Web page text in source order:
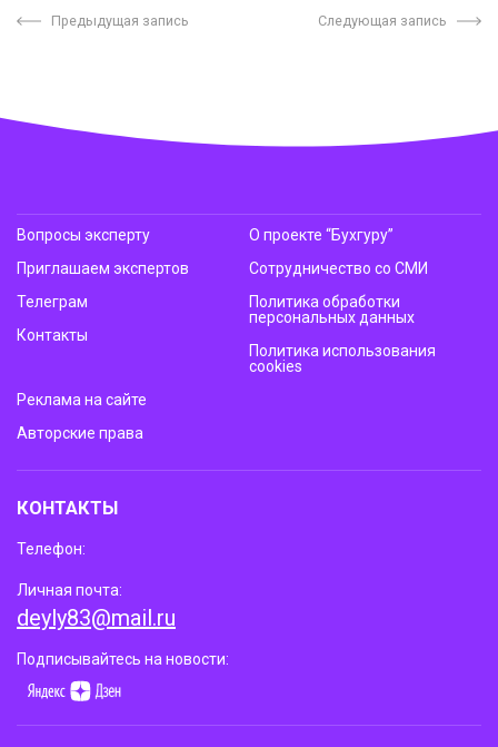
Предыдущая запись Следующая запись
Вопросы эксперту
Приглашаем экспертов
Телеграм
Контакты
О проекте “Бухгуру”
Сотрудничество со СМИ
Политика обработки
персональных данных
Политика использования
cookies
Реклама на сайте
Авторские права
КОНТАКТЫ
Телефон:
Личная почта:
deyly83@mail.ru
Подписывайтесь на новости: